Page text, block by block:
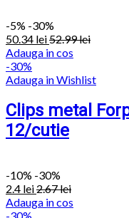
-5% -30%
50.34 lei52.99lei
Adauga in cos
-30%
Adauga in Wishlist
Clips metal
12/cutie
-10% -30%
2.4 lei2.67lei
Adauga in cos
-30%